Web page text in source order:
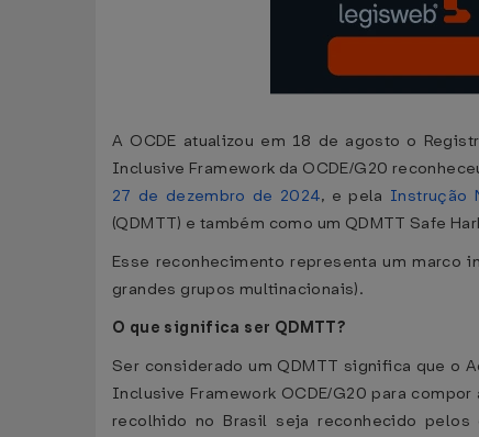
A OCDE atualizou em 18 de agosto o
Inclusive Framework da OCDE/G20
27 de dezembro de 2024, e pela Instrução
(QDMTT) e também como um QDMTT Safe
Esse reconhecimento representa um marco
grandes grupos multinacionais).
O que significa ser QDMTT?
Ser considerado um QDMTT significa que o
Inclusive Framework OCDE/G20 para
recolhido no Brasil seja reconhecido